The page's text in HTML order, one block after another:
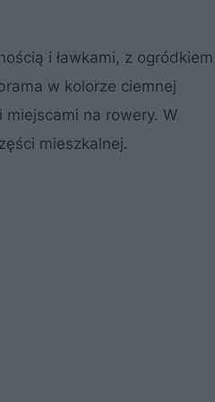
i ławkami, z ogródkiem
w kolorze ciemnej
na rowery. W
mieszkalnej.